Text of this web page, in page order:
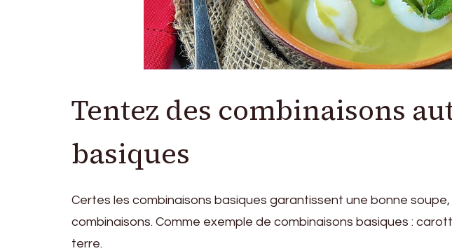
Tentez des combinaisons
basiques
Certes les combinaisons basiques garantissent une bonne
combinaisons. Comme exemple de combinaisons basiques :
terre.